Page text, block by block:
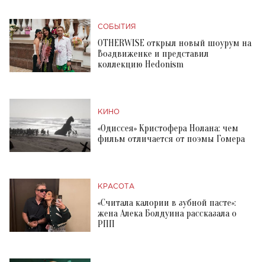
СОБЫТИЯ
OTHERWISE открыл новый шоурум на
Воздвиженке и представил
коллекцию Hedonism
КИНО
«Одиссея» Кристофера Нолана: чем
фильм отличается от поэмы Гомера
КРАСОТА
«Считала калории в зубной пасте»:
жена Алека Болдуина рассказала о
РПП